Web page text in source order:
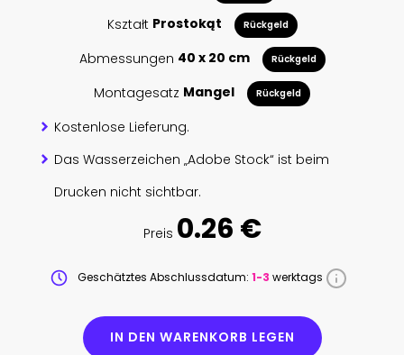
Kształt Prostokąt Rückgeld
Abmessungen 40 x 20 cm Rückgeld
Montagesatz Mangel Rückgeld
Kostenlose Lieferung.
Das Wasserzeichen „Adobe Stock“ ist beim
Drucken nicht sichtbar.
Preis 0.26 €
Geschätztes Abschlussdatum: 1-3 werktags
IN DEN WARENKORB LEGEN